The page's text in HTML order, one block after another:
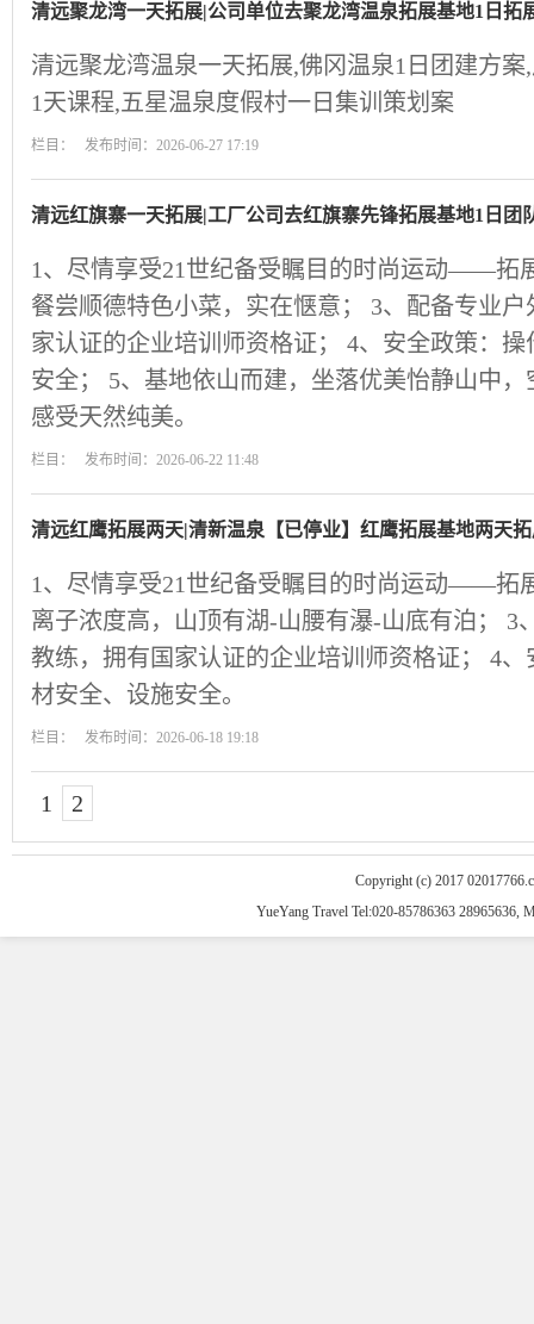
清远聚龙湾一天拓展|公司单位去聚龙湾温泉拓展基地1日拓
清远聚龙湾温泉一天拓展,佛冈温泉1日团建方
1天课程,五星温泉度假村一日集训策划案
栏目： 发布时间：2026-06-27 17:19
清远红旗寨一天拓展|工厂公司去红旗寨先锋拓展基地1日团
1、尽情享受21世纪备受瞩目的时尚运动——拓
餐尝顺德特色小菜，实在惬意； 3、配备专业
家认证的企业培训师资格证； 4、安全政策：
安全； 5、基地依山而建，坐落优美怡静山中
感受天然纯美。
栏目： 发布时间：2026-06-22 11:48
清远红鹰拓展两天|清新温泉【已停业】红鹰拓展基地两天
1、尽情享受21世纪备受瞩目的时尚运动——拓
离子浓度高，山顶有湖-山腰有瀑-山底有泊； 3
教练，拥有国家认证的企业培训师资格证； 4
材安全、设施安全。
栏目： 发布时间：2026-06-18 19:18
1 2
Copyright (c) 2017
YueYang Travel Tel:020-85786363 28965636,